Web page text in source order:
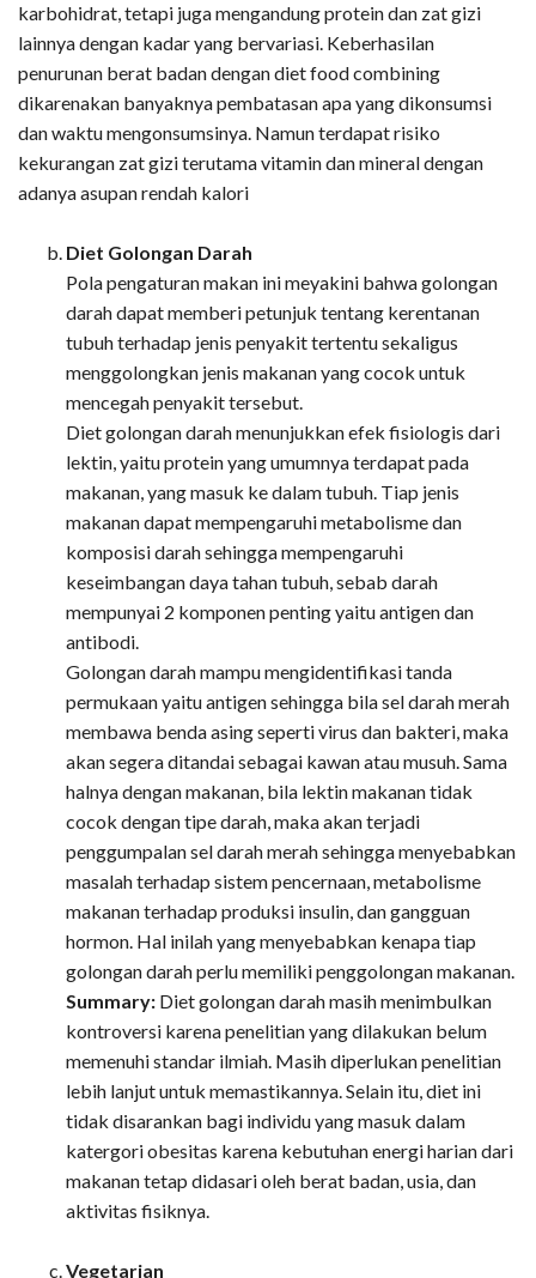
karbohidrat, tetapi juga mengandung protein dan zat gizi
lainnya dengan kadar yang bervariasi. Keberhasilan
penurunan berat badan dengan diet food combining
dikarenakan banyaknya pembatasan apa yang dikonsumsi
dan waktu mengonsumsinya. Namun terdapat risiko
kekurangan zat gizi terutama vitamin dan mineral dengan
adanya asupan rendah kalori
Diet Golongan Darah
Pola pengaturan makan ini meyakini bahwa golongan
darah dapat memberi petunjuk tentang kerentanan
tubuh terhadap jenis penyakit tertentu sekaligus
menggolongkan jenis makanan yang cocok untuk
mencegah penyakit tersebut.
Diet golongan darah menunjukkan efek fisiologis dari
lektin, yaitu protein yang umumnya terdapat pada
makanan, yang masuk ke dalam tubuh. Tiap jenis
makanan dapat mempengaruhi metabolisme dan
komposisi darah sehingga mempengaruhi
keseimbangan daya tahan tubuh, sebab darah
mempunyai 2 komponen penting yaitu antigen dan
antibodi.
Golongan darah mampu mengidentifikasi tanda
permukaan yaitu antigen sehingga bila sel darah merah
membawa benda asing seperti virus dan bakteri, maka
akan segera ditandai sebagai kawan atau musuh. Sama
halnya dengan makanan, bila lektin makanan tidak
cocok dengan tipe darah, maka akan terjadi
penggumpalan sel darah merah sehingga menyebabkan
masalah terhadap sistem pencernaan, metabolisme
makanan terhadap produksi insulin, dan gangguan
hormon. Hal inilah yang menyebabkan kenapa tiap
golongan darah perlu memiliki penggolongan makanan.
Summary: Diet golongan darah masih menimbulkan
kontroversi karena penelitian yang dilakukan belum
memenuhi standar ilmiah. Masih diperlukan penelitian
lebih lanjut untuk memastikannya. Selain itu, diet ini
tidak disarankan bagi individu yang masuk dalam
katergori obesitas karena kebutuhan energi harian dari
makanan tetap didasari oleh berat badan, usia, dan
aktivitas fisiknya.
Vegetarian